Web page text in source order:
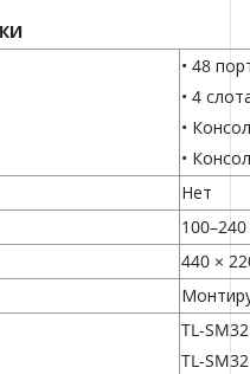
• 48
• 4
•
•
Нет
440 ×
TL-
TL-